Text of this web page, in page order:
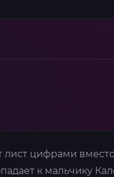
лист цифрами
к мальчику